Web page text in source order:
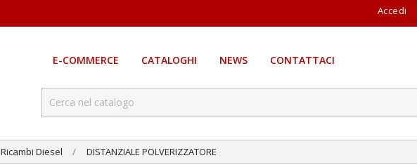
Accedi
E-COMMERCE CATALOGHI NEWS CONTATTACI
Ricambi Diesel DISTANZIALE POLVERIZZATORE